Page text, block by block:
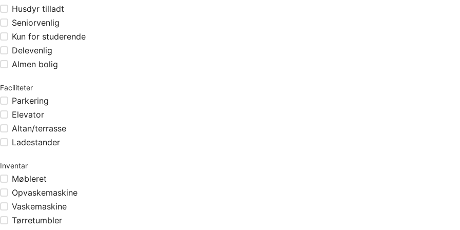
Husdyr tilladt
Seniorvenlig
Kun for studerende
Delevenlig
Almen bolig
Faciliteter
Parkering
Elevator
Altan/terrasse
Ladestander
Inventar
Møbleret
Opvaskemaskine
Vaskemaskine
Tørretumbler